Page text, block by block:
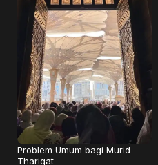
Problem Umum bagi Murid
Thariqat